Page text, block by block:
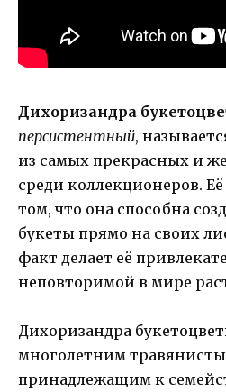
Дихоризандрa
персистентный,
из самых прекрасных и
среди коллекционеров.
том, что она способна
букеты прямо на своих
факт делает её
неповторимой в мире
Дихоризандрa
многолетним
принадлежащим к